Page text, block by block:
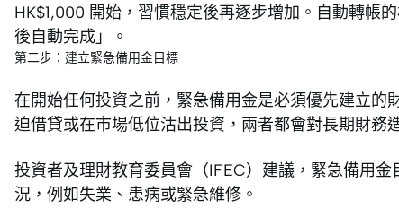
HK$1,000 開始，習慣穩定後再逐步增加。自動轉帳
後自動完成」。
第二步：建立緊急備用金目標
在開始任何投資之前，緊急備用金是必須優先建立
迫借貸或在市場低位沽出投資，兩者都會對長期財務
投資者及理財教育委員會（IFEC）建議，緊急備用
況，例如失業、患病或緊急維修。